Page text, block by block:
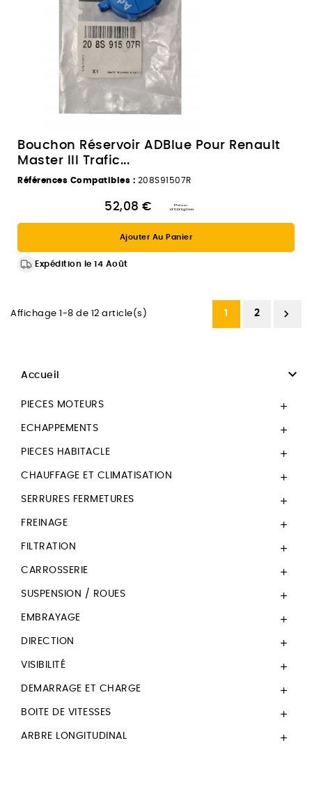
Bouchon Réservoir ADBlue Pour Renault
Master III Trafic...
Références Compatibles : 208S91507R
52,08 €
Ajouter Au Panier
Expédition le 14 Août
Affichage 1-8 de 12 article(s) 1 2 
Accueil 
PIECES MOTEURS 
ECHAPPEMENTS 
PIECES HABITACLE 
CHAUFFAGE ET CLIMATISATION 
SERRURES FERMETURES 
FREINAGE 
FILTRATION 
CARROSSERIE 
SUSPENSION / ROUES 
EMBRAYAGE 
DIRECTION 
VISIBILITÉ 
DEMARRAGE ET CHARGE 
BOITE DE VITESSES 
ARBRE LONGITUDINAL 